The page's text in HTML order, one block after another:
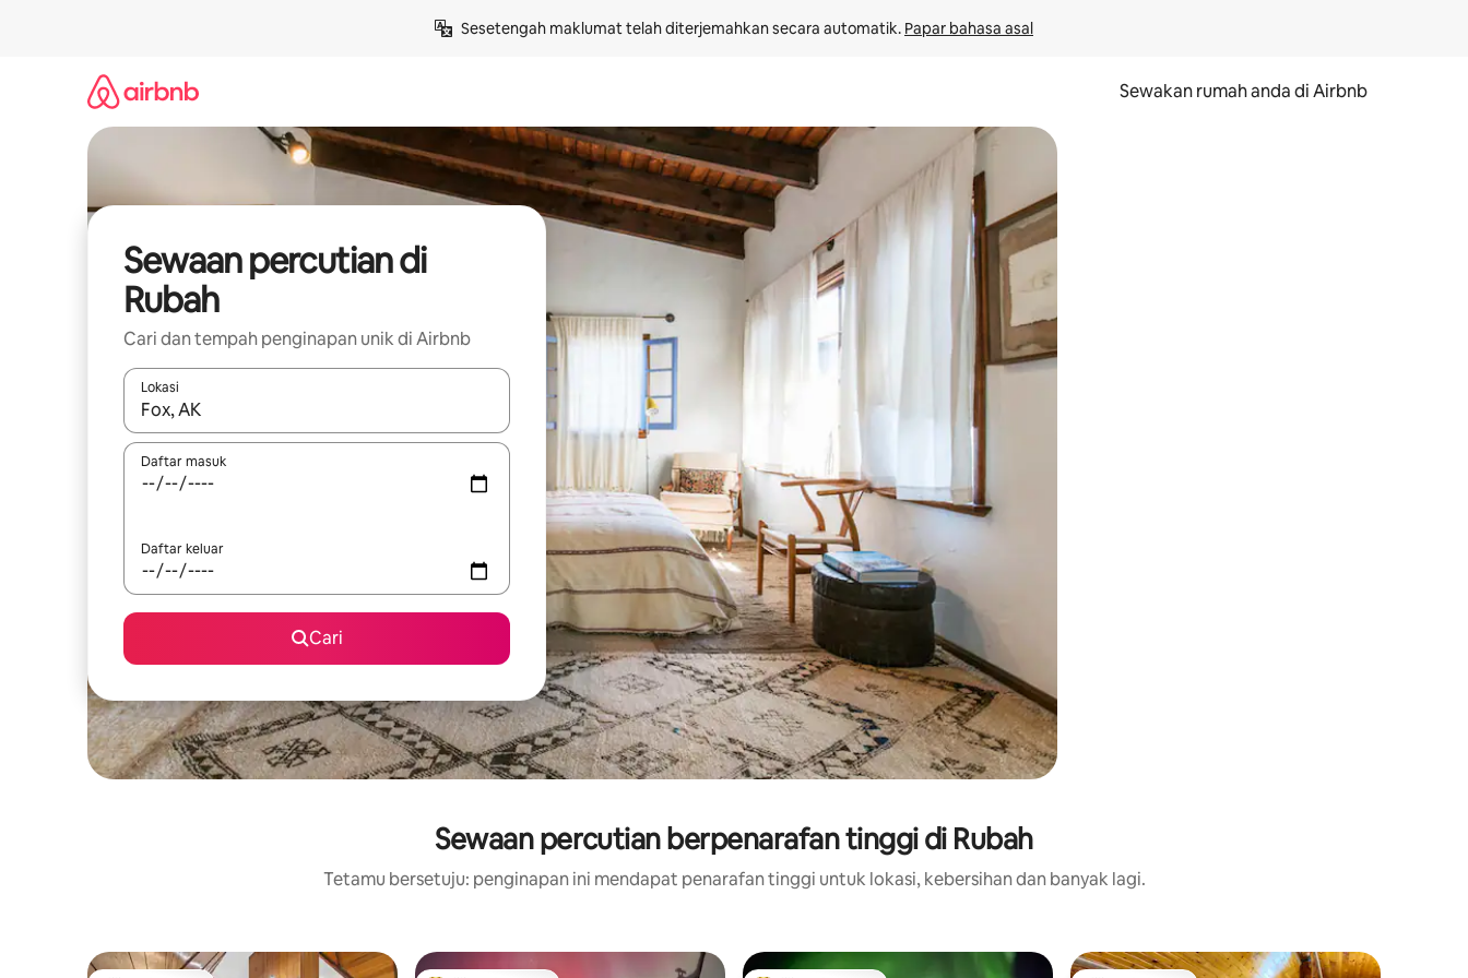
Sesetengah maklumat telah diterjemahkan secara automatik. Papar bahasa asal
Sewakan rumah anda di Airbnb
Sewaan percutian di
Rubah
Cari dan tempah penginapan unik di Airbnb
Lokasi
Apabila hasil tersedia, navigasi dengan kekunci anak panah atas dan bawah atau teroka dengan sentuhan atau gerak leret.
Daftar masuk
Daftar keluar
Cari
Sewaan percutian berpenarafan tinggi di Rubah
Tetamu bersetuju: penginapan ini mendapat penarafan tinggi untuk lokasi, kebersihan dan banyak lagi.